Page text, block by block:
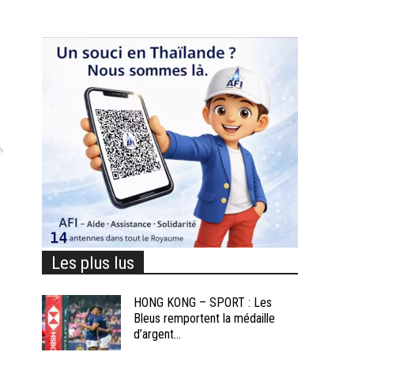
Les plus lus
HONG KONG – SPORT : Les
Bleus remportent la médaille
d’argent...